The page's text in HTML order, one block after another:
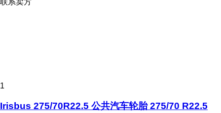
1
Irisbus 275/70R22.5 公共汽车轮胎 275/70 R22.5